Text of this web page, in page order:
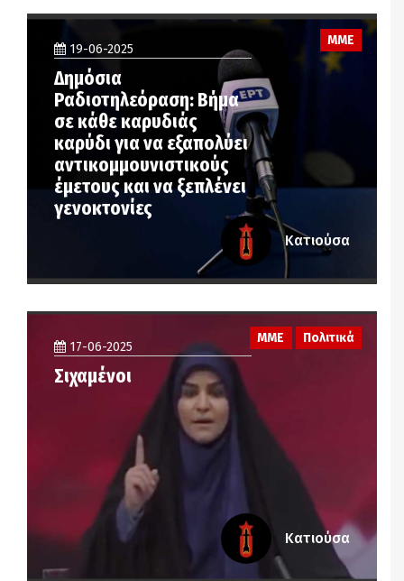
19-06-2025
Δημόσια
Ραδιοτηλεόραση: Βήμα
σε κάθε καρυδιάς
καρύδι για να εξαπολύει
αντικομμουνιστικούς
έμετους και να ξεπλένει
γενοκτονίες
ΜΜΕ
Κατιούσα
17-06-2025
Σιχαμένοι
ΜΜΕ Πολιτικά
Κατιούσα